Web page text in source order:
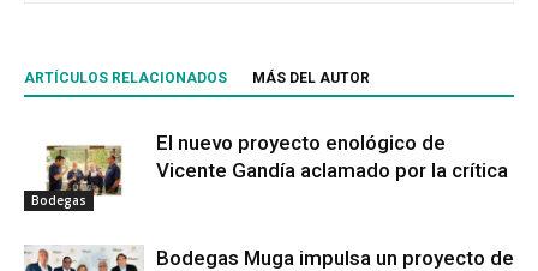
ARTÍCULOS RELACIONADOS MÁS DEL AUTOR
Bodegas
El nuevo proyecto enológico de
Vicente Gandía aclamado por la crítica
Bodegas Muga impulsa un proyecto de